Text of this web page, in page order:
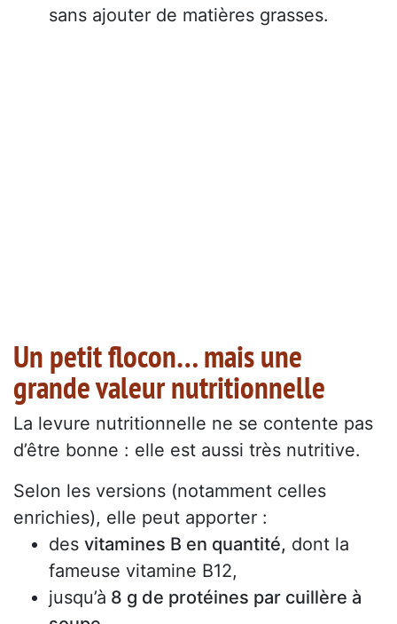
sans ajouter de matières grasses.
Un petit flocon… mais une
grande valeur nutritionnelle
La levure nutritionnelle ne se contente pas
d’être bonne : elle est aussi très nutritive.
Selon les versions (notamment celles
enrichies), elle peut apporter :
des vitamines B en quantité, dont la
fameuse vitamine B12,
jusqu’à 8 g de protéines par cuillère à